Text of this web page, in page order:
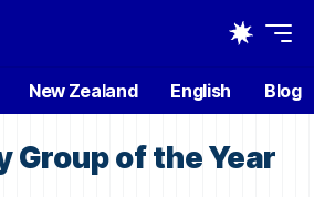
New Zealand English Blog
Group of the Year